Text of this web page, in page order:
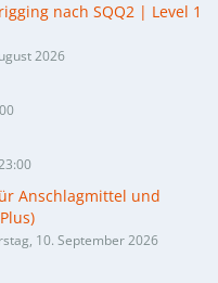
nach SQQ2 | Level 1
2026
Anschlagmittel und
10. September 2026